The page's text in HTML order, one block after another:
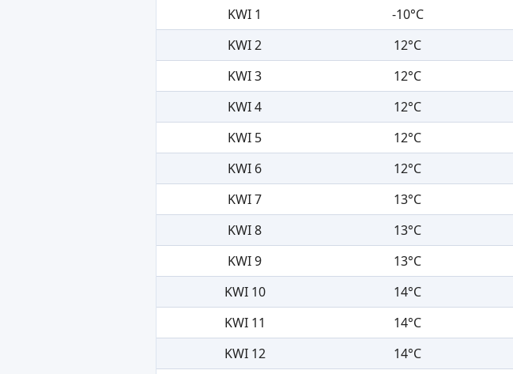
KWI 1
-10°C
KWI 2
12°C
KWI 3
12°C
KWI 4
12°C
KWI 5
12°C
KWI 6
12°C
KWI 7
13°C
KWI 8
13°C
KWI 9
13°C
KWI 10
14°C
KWI 11
14°C
KWI 12
14°C